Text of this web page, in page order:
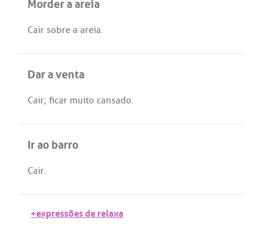
Cair sobre a areia.
Dar a venta
Cair; ficar muito cansado.
Ir ao barro
Cair.
+expressões de relaxa